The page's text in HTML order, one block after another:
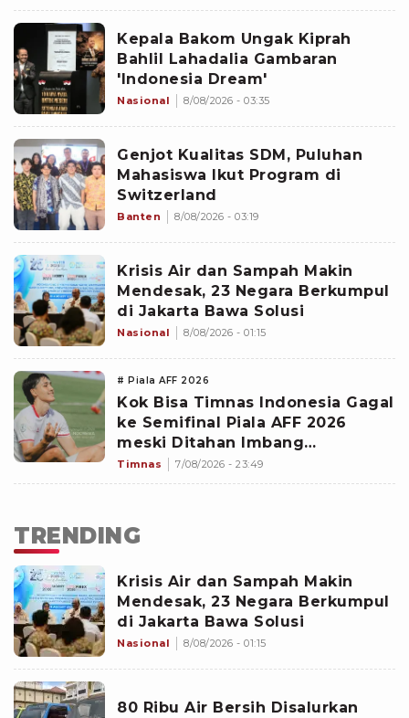
Kepala Bakom Ungak Kiprah
Bahlil Lahadalia Gambaran
'Indonesia Dream'
Nasional 8/08/2026 - 03:35
Genjot Kualitas SDM, Puluhan
Mahasiswa Ikut Program di
Switzerland
Banten 8/08/2026 - 03:19
Krisis Air dan Sampah Makin
Mendesak, 23 Negara Berkumpul
di Jakarta Bawa Solusi
Nasional 8/08/2026 - 01:15
# Piala AFF 2026
Kok Bisa Timnas Indonesia Gagal
ke Semifinal Piala AFF 2026
meski Ditahan Imbang
Singapura?
Timnas 7/08/2026 - 23:49
TRENDING
Krisis Air dan Sampah Makin
Mendesak, 23 Negara Berkumpul
di Jakarta Bawa Solusi
Nasional 8/08/2026 - 01:15
80 Ribu Air Bersih Disalurkan